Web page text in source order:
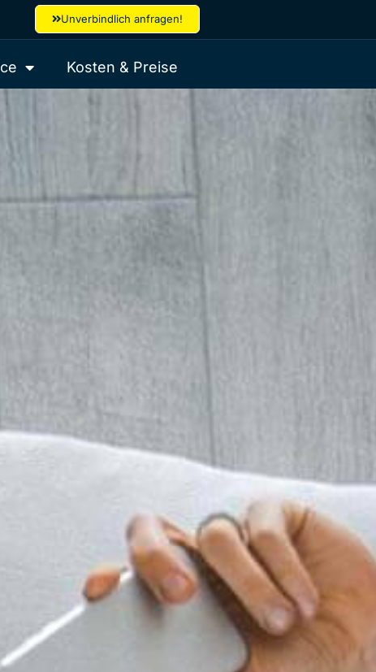
Unverbindlich anfragen!
Kosten & Preise